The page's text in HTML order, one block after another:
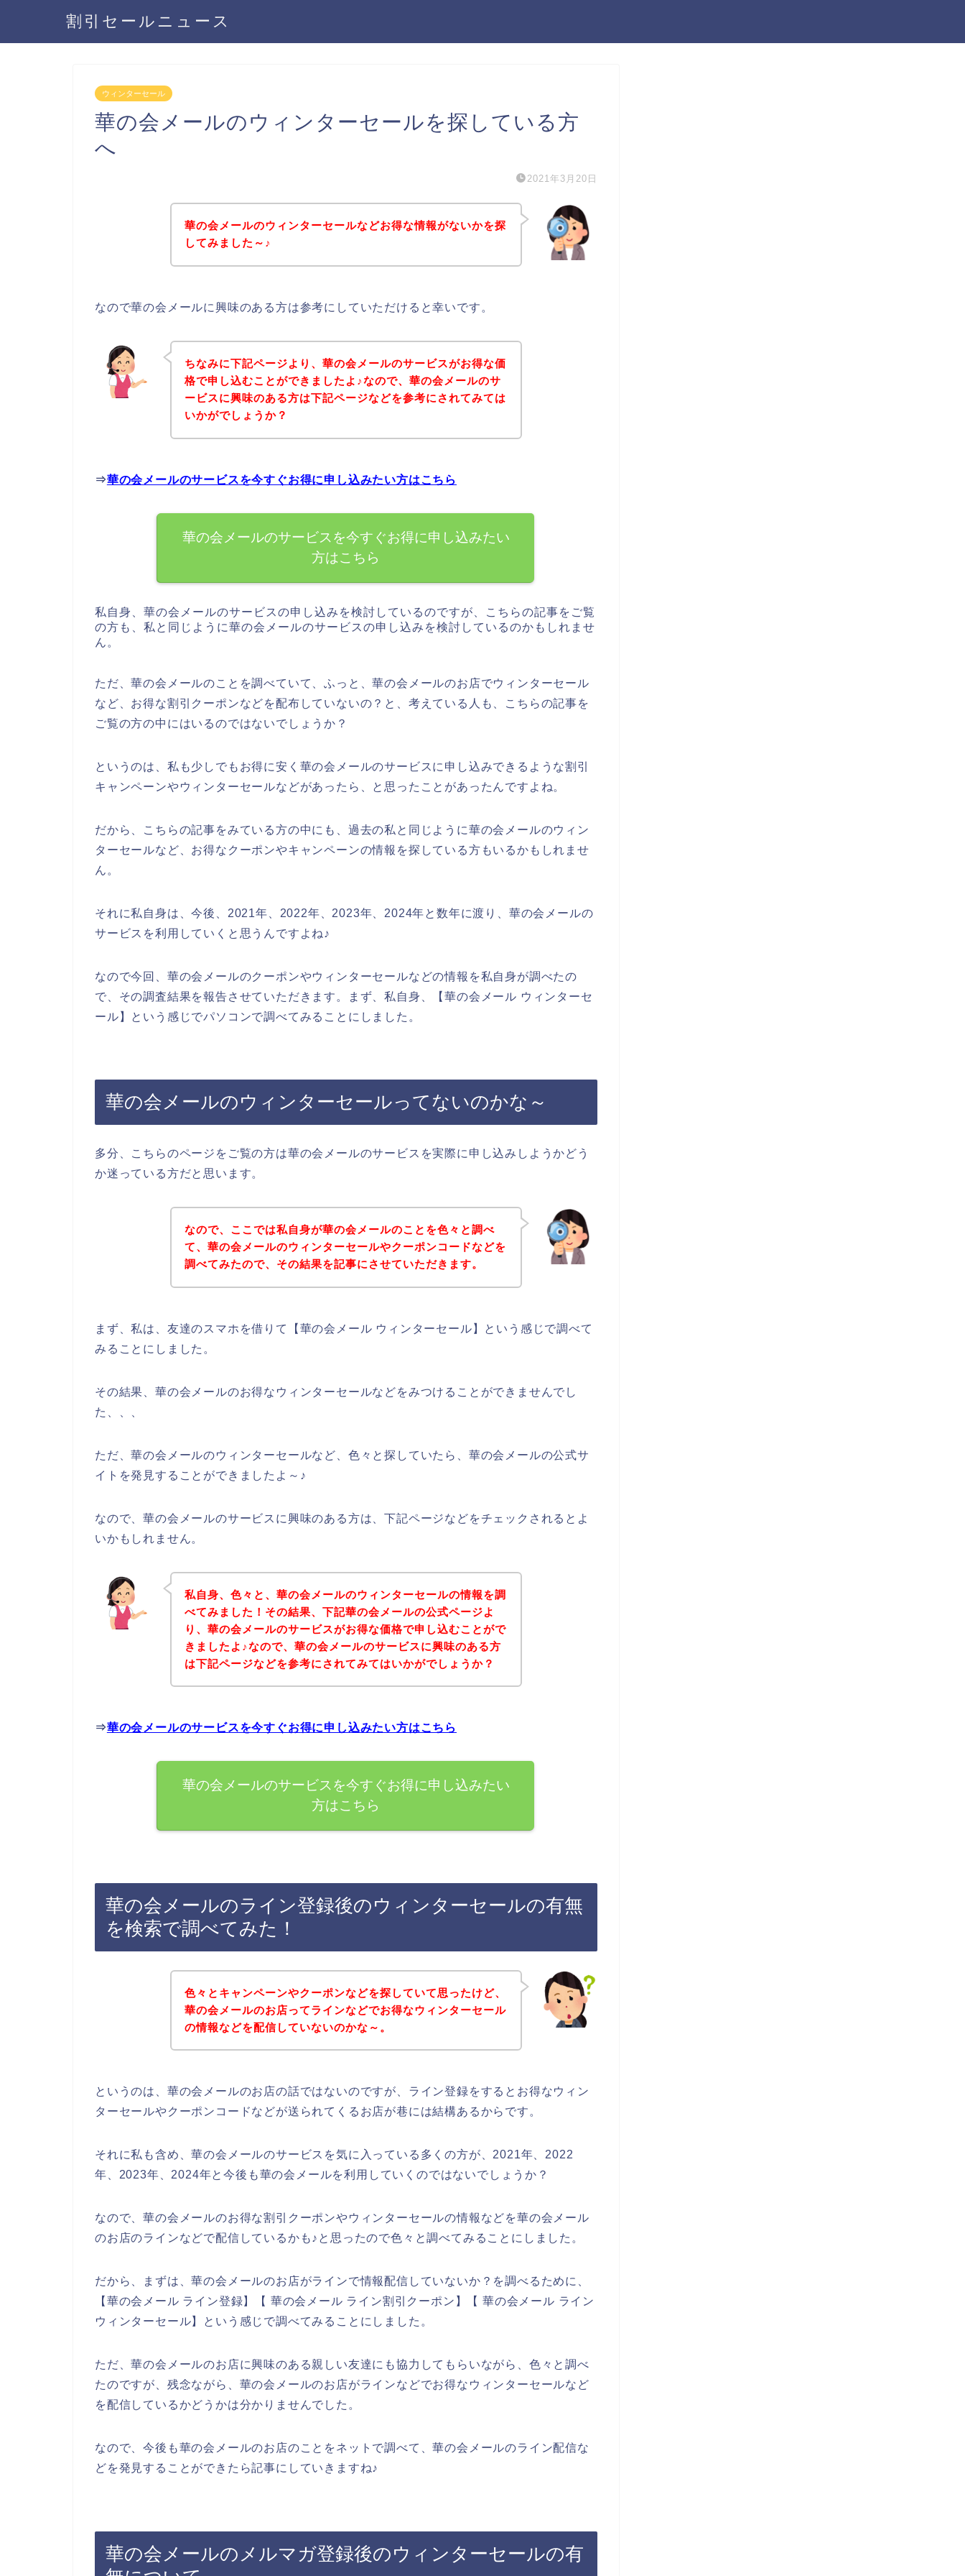
割引セールニュース
ウィンターセール
華の会メールのウィンターセールを探している方
へ
2021年3月20日
華の会メールのウィンターセールなどお得な情報がないかを探
してみました～♪
なので華の会メールに興味のある方は参考にしていただけると幸いです。
ちなみに下記ページより、華の会メールのサービスがお得な価
格で申し込むことができましたよ♪なので、華の会メールのサ
ービスに興味のある方は下記ページなどを参考にされてみては
いかがでしょうか？
⇒華の会メールのサービスを今すぐお得に申し込みたい方はこちら
華の会メールのサービスを今すぐお得に申し込みたい
方はこちら
私自身、華の会メールのサービスの申し込みを検討しているのですが、こちらの記事をご覧
の方も、私と同じように華の会メールのサービスの申し込みを検討しているのかもしれませ
ん。
ただ、華の会メールのことを調べていて、ふっと、華の会メールのお店でウィンターセール
など、お得な割引クーポンなどを配布していないの？と、考えている人も、こちらの記事を
ご覧の方の中にはいるのではないでしょうか？
というのは、私も少しでもお得に安く華の会メールのサービスに申し込みできるような割引
キャンペーンやウィンターセールなどがあったら、と思ったことがあったんですよね。
だから、こちらの記事をみている方の中にも、過去の私と同じように華の会メールのウィン
ターセールなど、お得なクーポンやキャンペーンの情報を探している方もいるかもしれませ
ん。
それに私自身は、今後、2021年、2022年、2023年、2024年と数年に渡り、華の会メールの
サービスを利用していくと思うんですよね♪
なので今回、華の会メールのクーポンやウィンターセールなどの情報を私自身が調べたの
で、その調査結果を報告させていただきます。まず、私自身、【華の会メール ウィンターセ
ール】という感じでパソコンで調べてみることにしました。
華の会メールのウィンターセールってないのかな～
多分、こちらのページをご覧の方は華の会メールのサービスを実際に申し込みしようかどう
か迷っている方だと思います。
なので、ここでは私自身が華の会メールのことを色々と調べ
て、華の会メールのウィンターセールやクーポンコードなどを
調べてみたので、その結果を記事にさせていただきます。
まず、私は、友達のスマホを借りて【華の会メール ウィンターセール】という感じで調べて
みることにしました。
その結果、華の会メールのお得なウィンターセールなどをみつけることができませんでし
た、、、
ただ、華の会メールのウィンターセールなど、色々と探していたら、華の会メールの公式サ
イトを発見することができましたよ～♪
なので、華の会メールのサービスに興味のある方は、下記ページなどをチェックされるとよ
いかもしれません。
私自身、色々と、華の会メールのウィンターセールの情報を調
べてみました！その結果、下記華の会メールの公式ページよ
り、華の会メールのサービスがお得な価格で申し込むことがで
きましたよ♪なので、華の会メールのサービスに興味のある方
は下記ページなどを参考にされてみてはいかがでしょうか？
⇒華の会メールのサービスを今すぐお得に申し込みたい方はこちら
華の会メールのサービスを今すぐお得に申し込みたい
方はこちら
華の会メールのライン登録後のウィンターセールの有無
を検索で調べてみた！
色々とキャンペーンやクーポンなどを探していて思ったけど、
華の会メールのお店ってラインなどでお得なウィンターセール
の情報などを配信していないのかな～。
というのは、華の会メールのお店の話ではないのですが、ライン登録をするとお得なウィン
ターセールやクーポンコードなどが送られてくるお店が巷には結構あるからです。
それに私も含め、華の会メールのサービスを気に入っている多くの方が、2021年、2022
年、2023年、2024年と今後も華の会メールを利用していくのではないでしょうか？
なので、華の会メールのお得な割引クーポンやウィンターセールの情報などを華の会メール
のお店のラインなどで配信しているかも♪と思ったので色々と調べてみることにしました。
だから、まずは、華の会メールのお店がラインで情報配信していないか？を調べるために、
【華の会メール ライン登録】【 華の会メール ライン割引クーポン】【 華の会メール ライン
ウィンターセール】という感じで調べてみることにしました。
ただ、華の会メールのお店に興味のある親しい友達にも協力してもらいながら、色々と調べ
たのですが、残念ながら、華の会メールのお店がラインなどでお得なウィンターセールなど
を配信しているかどうかは分かりませんでした。
なので、今後も華の会メールのお店のことをネットで調べて、華の会メールのライン配信な
どを発見することができたら記事にしていきますね♪
華の会メールのメルマガ登録後のウィンターセールの有